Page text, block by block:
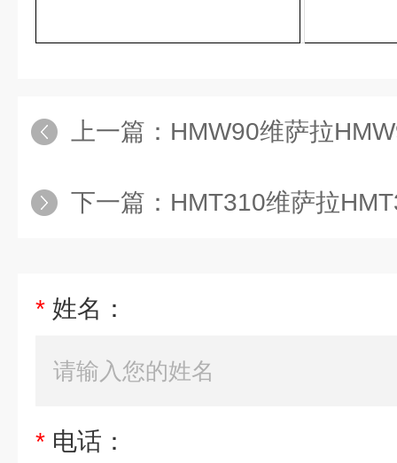
上一篇： HMW90维萨拉HMW90系
下一篇： HMT310维萨拉HMT310
* 姓名：
* 电话：